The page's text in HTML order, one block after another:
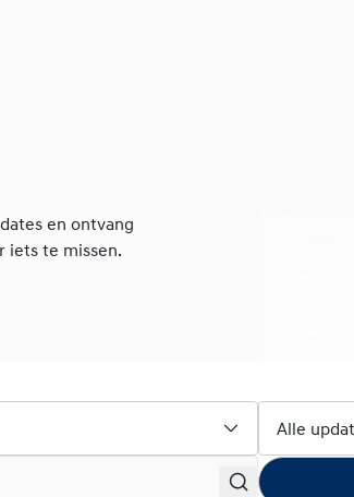
en ontvang
iets te missen.
Alle